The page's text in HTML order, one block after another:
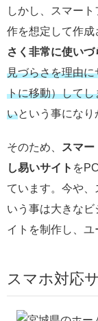
しかし、スマー
作を想定して作成
さく非常に使い
見づらさを理由
トに移動）して
いという事になり
そのため、
スマ
し易いサイト を
ています。今や
いう事は大きな
イトを制作し、ユ
スマホ対応